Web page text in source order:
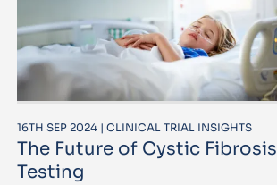
16TH SEP 2024 | CLINICAL TRIAL INSIGHTS
The Future of Cystic Fibrosis
Testing